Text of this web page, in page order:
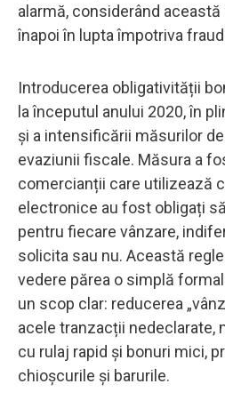
alarmă, considerând
înapoi în lupta împotriva
Introducerea obligativității
la începutul anului 2020, în
și a intensificării măsurilor
evaziunii fiscale. Măsura a
comercianții care utilizează
electronice au fost obligați
pentru fiecare vânzare,
solicita sau nu. Această
vedere părea o simplă
un scop clar: reducerea
acele tranzacții nedeclarate,
cu rulaj rapid și bonuri mici,
chioșcurile și barurile.